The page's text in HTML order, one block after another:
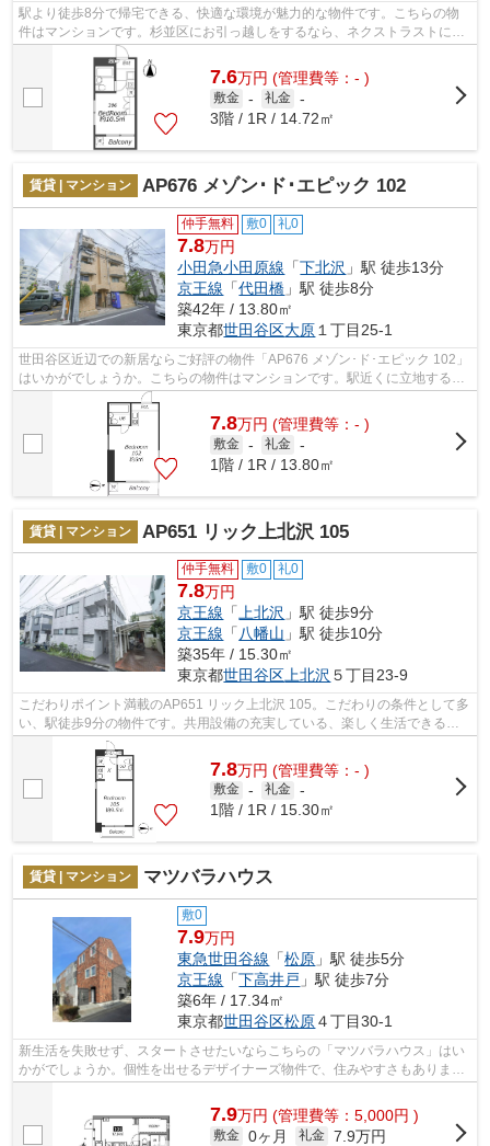
駅より徒歩8分で帰宅できる、快適な環境が魅力的な物件です。こちらの物
件はマンションです。杉並区にお引っ越しをするなら、ネクストラストにお
任せください。当社では、数多くの物件...
7.6万円 (管理費等：- )
敷金 - 礼金 -
3階 / 1R / 14.72㎡
賃貸 | マンション AP676 メゾン･ド･エピック 102
仲手無料 敷0 礼0
7.8万円
小田急小田原線 「下北沢 」駅 徒歩13分
京王線 「代田橋 」駅 徒歩8分
築42年 / 13.80㎡
東京都世田谷区大原 １丁目25-1
世田谷区近辺での新居ならご好評の物件「AP676 メゾン･ド･エピック 102」
はいかがでしょうか。こちらの物件はマンションです。駅近くに立地する物
件で、徒歩13分程でアクセスできます...
7.8万円 (管理費等：- )
敷金 - 礼金 -
1階 / 1R / 13.80㎡
賃貸 | マンション AP651 リック上北沢 105
仲手無料 敷0 礼0
7.8万円
京王線 「上北沢 」駅 徒歩9分
京王線 「八幡山 」駅 徒歩10分
築35年 / 15.30㎡
東京都世田谷区上北沢 ５丁目23-9
こだわりポイント満載のAP651 リック上北沢 105。こだわりの条件として多
い、駅徒歩9分の物件です。共用設備の充実している、楽しく生活できるマ
ンションです。世田谷区で新生活を始め...
7.8万円 (管理費等：- )
敷金 - 礼金 -
1階 / 1R / 15.30㎡
賃貸 | マンション マツバラハウス
敷0
7.9万円
東急世田谷線 「松原 」駅 徒歩5分
京王線 「下高井戸 」駅 徒歩7分
築6年 / 17.34㎡
東京都世田谷区松原４丁目30-1
新生活を失敗せず、スタートさせたいならこちらの「マツバラハウス」はい
かがでしょうか。個性を出せるデザイナーズ物件で、住みやすさもありま
7.9万円 (管理費等：5,000円 )
敷金 0ヶ月 礼金 7.9万円